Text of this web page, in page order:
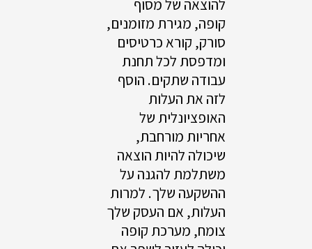
להוצאה של מסוף
קופה, מגירת מזומנים,
סורק, קורא כרטיסים
ומדפסת לכל תחנת
עבודה שתקים. הוסף
לזה את העלות
האופציונלית של
אחריות מורחבת,
שיכולה להיות הוצאה
משתלמת להגנה על
ההשקעה שלך. למרות
העלות, אם העסק שלך
צומח, מערכת קופה